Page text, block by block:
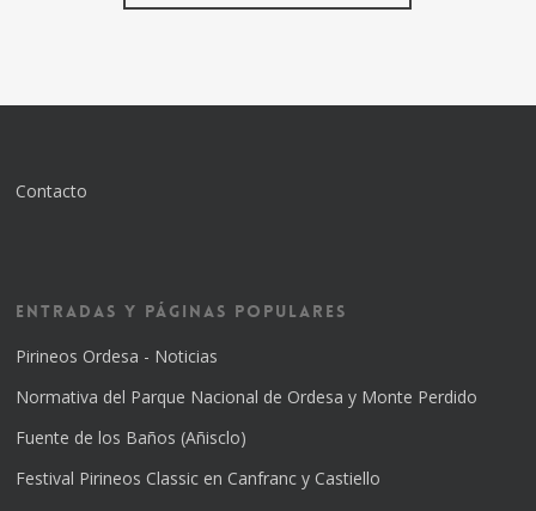
Contacto
Entradas y Páginas Populares
Pirineos Ordesa - Noticias
Normativa del Parque Nacional de Ordesa y Monte Perdido
Fuente de los Baños (Añisclo)
Festival Pirineos Classic en Canfranc y Castiello